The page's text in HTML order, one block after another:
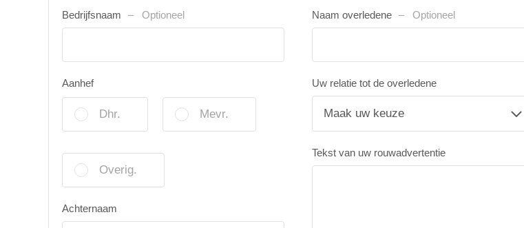
Bedrijfsnaam Optioneel
Aanhef
Dhr. Mevr.
Overig.
Achternaam
Naam overledene Optioneel
Uw relatie tot de overledene
Tekst van uw rouwadvertentie